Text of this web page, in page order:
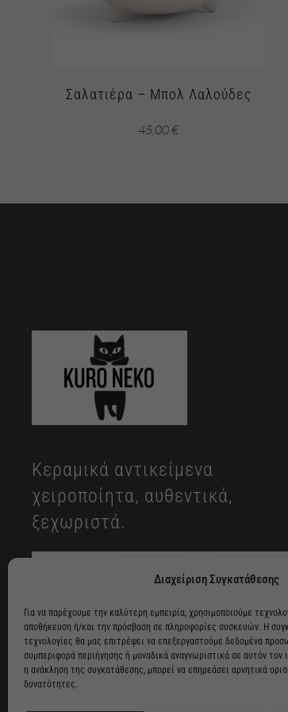
Διαχείριση Συγκατάθεσης
Για να παρέχουμε την καλύτερη εμπειρία, χρησιμοποιούμε
αποθήκευση ή/και την πρόσβαση σε πληροφορίες συσκευών. Η
τεχνολογίες θα μας επιτρέψει να επεξεργαστούμε δεδομένα
συμπεριφορά περιήγησης ή μοναδικά αναγνωριστικά σε αυτόν
η ανάκληση της συγκατάθεσης, μπορεί να επηρεάσει αρνητικά
δυνατότητες.
Σαλατιέρα – Μπολ Λαλούδες
45,00€
Κεραμικά αντικείμενα
χειροποίητα, αυθεντικά,
ξεχωριστά.